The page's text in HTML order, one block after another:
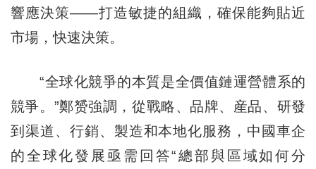
響應決策——打造敏捷的組織，確保能夠貼近
市場，快速決策。
“全球化競爭的本質是全價值鏈運營體系的
競爭。”鄭赟強調，從戰略、品牌、産品、研發
到渠道、行銷、製造和本地化服務，中國車企
的全球化發展亟需回答“總部與區域如何分